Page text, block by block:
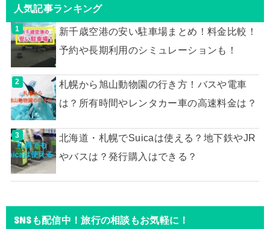
人気記事ランキング
新千歳空港の安い駐車場まとめ！料金比較！
予約や長期利用のシミュレーションも！
札幌から旭山動物園の行き方！バスや電車
は？所有時間やレンタカー車の高速料金は？
北海道・札幌でSuicaは使える？地下鉄やJR
やバスは？発行購入はできる？
SNSも配信中！旅行の相談もお気軽に！